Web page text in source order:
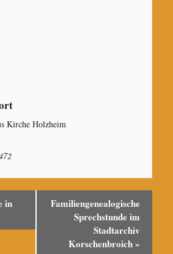
Kirche Holzheim
in
Familiengenealogische
Sprechstunde im
Stadtarchiv
Korschenbroich»